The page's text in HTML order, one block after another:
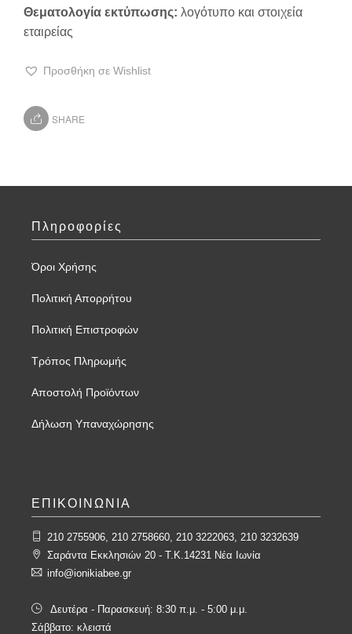
Θεματολογία εκτύπωσης: λογότυπο και στοιχεία
εταιρείας
Προσθήκη σε Wishlist
SHARE
Πληροφορίες
Όροι Χρήσης
Πολιτική Απορρήτου
Πολιτική Επιστροφών
Τρόπος Πληρωμής
Αποστολή Προϊόντων
Δήλωση Υπαναχώρησης
ΕΠΙΚΟΙΝΩΝΙΑ
210 2755906, 210 2758660, 210 3222063, 210 3232639
Σαράντα Εκκλησιών 20 - T.K.14231 Νέα Ιωνία
info@ionikiabee.gr
Δευτέρα - Παρασκευή: 8:30 π.μ. - 5:00 μ.μ.
Σάββατο: κλειστά